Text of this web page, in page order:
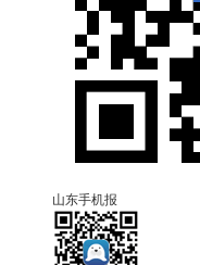
山东手机报